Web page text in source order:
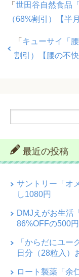
「 世田谷自然食品
（68%割引）【半
「 キューサイ「
割引）【腰の不快
最近の投稿
サントリー「オ
し1080円
DMJえがお生活
86%OFFの500円
「からだにユー
日分（28粒入）
ロート製薬「余